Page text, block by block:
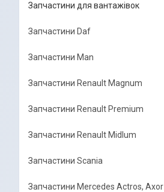
Запчастини для вантажівок
Запчастини Daf
Запчастини Man
Запчастини Renault Magnum
Запчастини Renault Premium
Запчастини Renault Midlum
Запчастини Scania
Запчастини Mercedes Actros, Axor